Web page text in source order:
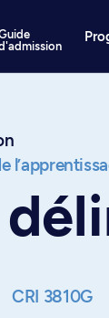
CRI 3810G